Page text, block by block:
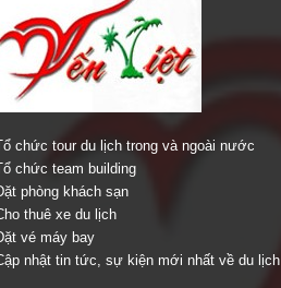
chức tour du lịch trong và ngoài nước
chức team building
phòng khách sạn
thuê xe du lịch
vé máy bay
nhật tin tức, sự kiện mới nhất về du lịch